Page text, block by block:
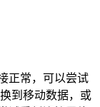
正常，可以尝试
到移动数据，或